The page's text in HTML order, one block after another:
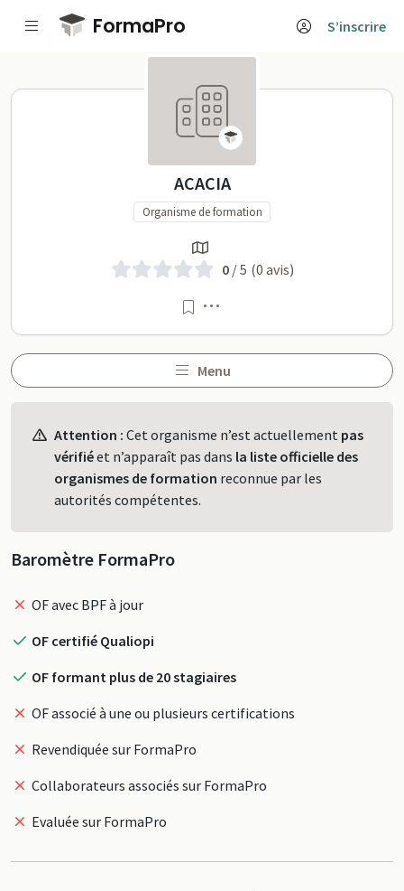
Passer au contenu principal
FormaPro S’inscrire
ACACIA sur FormaPro
ACACIA
Organisme de formation
0/ 5 (0 avis)
Menu
Attention : Cet organisme n’est actuellement pas
vérifiéet n’apparaît pas dans la liste officielle des
organismes de formation reconnue par les
autorités compétentes.
Baromètre FormaPro
OF avec BPF à jour
OF certifié Qualiopi
OF formant plus de 20 stagiaires
OF associé à une ou plusieurs certifications
Revendiquée sur FormaPro
Collaborateurs associés sur FormaPro
Evaluée sur FormaPro